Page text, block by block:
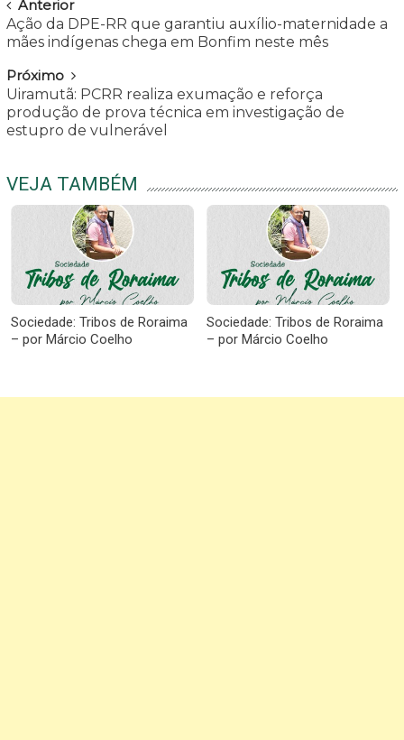
Navegar
Anterior
Ação da DPE-RR que garantiu auxílio-maternidade a
mães indígenas chega em Bonfim neste mês
Próximo
Uiramutã: PCRR realiza exumação e reforça
produção de prova técnica em investigação de
estupro de vulnerável
VEJA TAMBÉM
Sociedade: Tribos de Roraima
– por Márcio Coelho
Sociedade: Tribos de Roraima
– por Márcio Coelho